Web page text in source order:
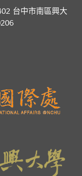
台中市南區興大